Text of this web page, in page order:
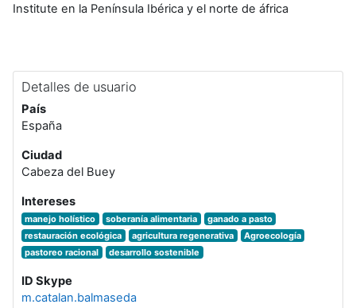
Institute en la Península Ibérica y el norte de áfrica
Detalles de usuario
País
España
Ciudad
Cabeza del Buey
Intereses
manejo holístico soberanía alimentaria
ganado a pasto
restauración ecológica
agricultura regenerativa
Agroecología
pastoreo racional
desarrollo sostenible
ID Skype
m.catalan.balmaseda